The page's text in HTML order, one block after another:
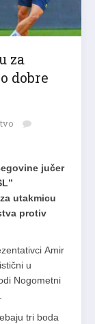
za
dobre
jučer
utakmicu
protiv
Amir
u
Nogometni
tri boda